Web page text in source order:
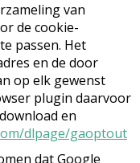
van
de cookie-
passen. Het
en de door
op elk gewenst
plugin daarvoor
en
dlpage/gaoptout
dat Google